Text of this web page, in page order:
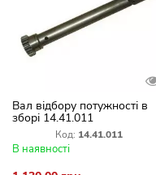
Вал відбору потужності в
зборі 14.41.011
Код: 14.41.011
В наявності